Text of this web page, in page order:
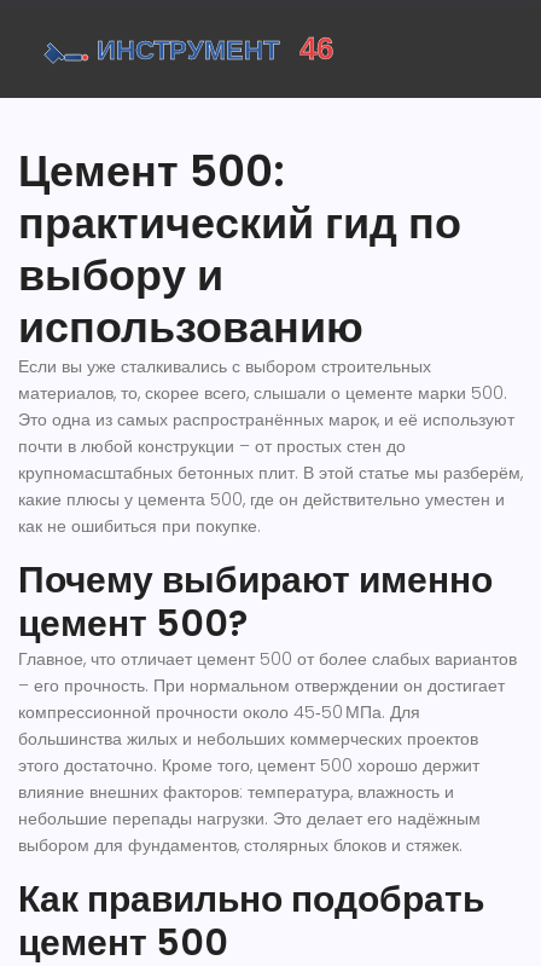
Цемент 500:
практический гид по
выбору и
использованию
Если вы уже сталкивались с выбором строительных
материалов, то, скорее всего, слышали о цементе марки 500.
Это одна из самых распространённых марок, и её используют
почти в любой конструкции – от простых стен до
крупномасштабных бетонных плит. В этой статье мы разберём,
какие плюсы у цемента 500, где он действительно уместен и
как не ошибиться при покупке.
Почему выбирают именно
цемент 500?
Главное, что отличает цемент 500 от более слабых вариантов
– его прочность. При нормальном отверждении он достигает
компрессионной прочности около 45‑50 МПа. Для
большинства жилых и небольших коммерческих проектов
этого достаточно. Кроме того, цемент 500 хорошо держит
влияние внешних факторов: температура, влажность и
небольшие перепады нагрузки. Это делает его надёжным
выбором для фундаментов, столярных блоков и стяжек.
Как правильно подобрать
цемент 500